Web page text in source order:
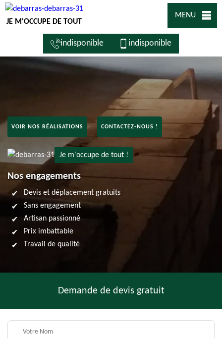
JE M'OCCUPE DE TOUT
MENU
indisponible indisponible
VOIR NOS RÉALISATIONS CONTACTEZ-NOUS !
Je m'occupe de tout !
Nos engagements
Devis et déplacement gratuits
Sans engagement
Artisan passionné
Prix imbattable
Travail de qualité
Demande de devis gratuit